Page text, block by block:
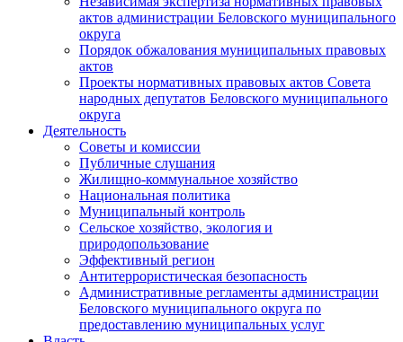
актов администрации Беловского муниципального
округа
Порядок обжалования муниципальных правовых
актов
Проекты нормативных правовых актов Совета
народных депутатов Беловского муниципального
округа
Деятельность
Советы и комиссии
Публичные слушания
Жилищно-коммунальное хозяйство
Национальная политика
Муниципальный контроль
Сельское хозяйство, экология и
природопользование
Эффективный регион
Антитеррористическая безопасность
Административные регламенты администрации
Беловского муниципального округа по
предоставлению муниципальных услуг